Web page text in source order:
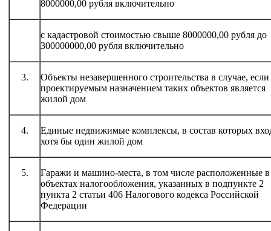
8000000,00 рубля включительно
с кадастровой стоимостью свыше 8000000,00 рубля до
300000000,00 рубля включительно
3.
Объекты незавершенного строительства в случае, если
проектируемым назначением таких объектов является
жилой дом
4.
Единые недвижимые комплексы, в состав которых
хотя бы один жилой дом
5.
Гаражи и машино-места, в том числе расположенные в
объектах налогообложения, указанных в подпункте 2
пункта 2 статьи 406 Налогового кодекса Российской
Федерации